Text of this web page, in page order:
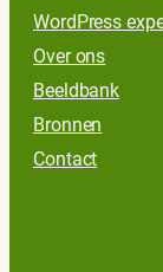
WordPress
Over ons
Beeldbank
Bronnen
Contact